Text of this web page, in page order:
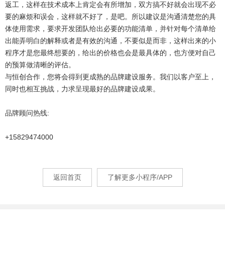
返工，这样在技术成本上肯定会有所增加，双方搞不好就会出现不必
要的麻烦和误会，这样就不好了，是吧。所以建议是沟通清楚您的具
体使用需求，要求开发团队给出必要的功能清单，并针对每个清单给
出能弄明白的解释或者是有效的沟通，不要似是而非，这样出来的小
程序才是您最终想要的，给出的价格也会是最具体的，也方便对自己
的预算做清晰的评估。
与恒创合作，您将会得到更成熟的品牌建设服务。我们以客户至上，
同时也相互挑战，力求呈现最好的品牌建设成果。
品牌顾问热线:
+15829474000
返回首页 了解更多小程序/APP